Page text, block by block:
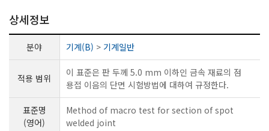
상세정보
분야 기계(B) > 기계일반
적용 범위
이 표준은 판 두께 5.0 mm 이하인 금속 재료의 점
용접 이음의 단면 시험방법에 대하여 규정한다.
표준명
(영어)
Method of macro test for section of spot
welded joint